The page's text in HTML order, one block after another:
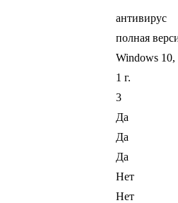
антивирус
полная
Windows
1 г.
3
Да
Да
Да
Нет
Нет